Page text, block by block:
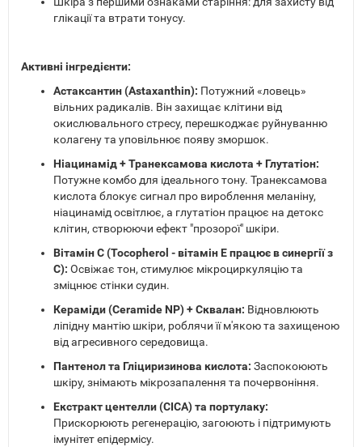
глікації та втрати тонусу.
Активні інгредієнти:
Астаксантин (Astaxanthin): Потужний «ловець»
вільних радикалів. Він захищає клітини від
окислювального стресу, перешкоджає руйнуванню
колагену та уповільнює появу зморшок.
Ніацинамід + Транексамова кислота + Глутатіон:
Потужне комбо для ідеального тону. Транексамова
кислота блокує сигнал про вироблення меланіну,
ніацинамід освітлює, а глутатіон працює на детокс
клітин, створюючи ефект "прозорої" шкіри.
Вітамін С (Tocopherol - вітамін Е працює в синергії з
С): Освіжає тон, стимулює мікроциркуляцію та
зміцнює стінки судин.
Кераміди (Ceramide NP) + Сквалан: Відновлюють
ліпідну мантію шкіри, роблячи її м'якою та захищеною
від агресивного середовища.
Пантенол та Гліциризинова кислота: Заспокоюють
шкіру, знімають мікрозапалення та почервоніння.
Екстракт центелли (CICA) та портулаку:
Прискорюють регенерацію, загоюють і підтримують
імунітет епідермісу.